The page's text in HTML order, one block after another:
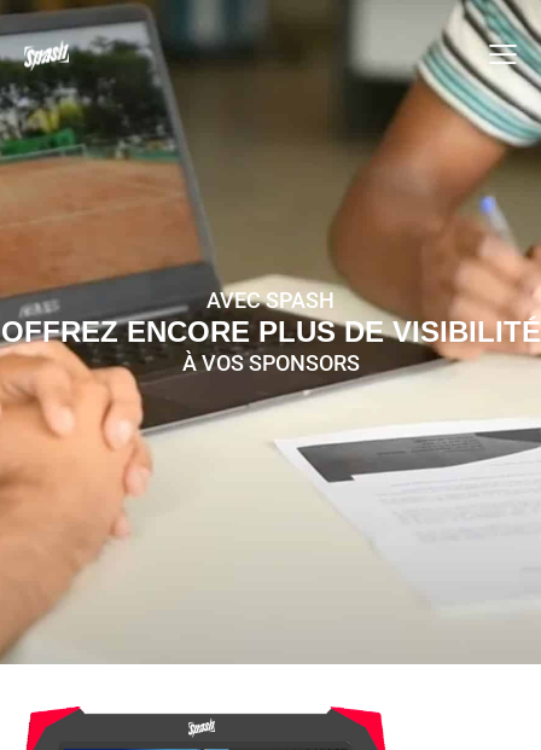
AVEC SPASH
OFFREZ ENCORE PLUS DE VISIBILITÉ
À VOS SPONSORS